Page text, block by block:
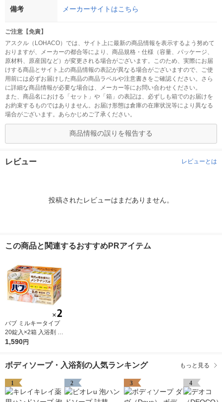
備考 メーカーサイトはこちら
ご注意【免責】
アスクル（LOHACO）では、サイト上に最新の商品情報を表示するよう努めて
おりますが、メーカーの都合等により、商品規格・仕様（容量、パッケージ、
原材料、原産国など）が変更される場合がございます。このため、実際にお届
けする商品とサイト上の商品情報の表記が異なる場合がございますので、ご使
用前には必ずお届けした商品の商品ラベルや注意書きをご確認ください。さら
に詳細な商品情報が必要な場合は、メーカー等にお問い合わせください。
また、商品名における「セット」や「箱」の表記は、必ずしも箱でのお届けを
お約束するものではありません。お届け形態は倉庫の在庫状況等により異なる
場合がございます。あらかじめご了承ください。
商品情報の誤りを報告する
レビュー レビューとは
投稿されたレビューはまだありません。
この商品と関連するおすすめPRアイテム
バブ ミルキータイプ
20錠入×2箱 入浴剤 花
王 （にごりタイプ）
1,590円
ボディソープ・入浴剤の人気ランキング もっと見る
1 2 3 4